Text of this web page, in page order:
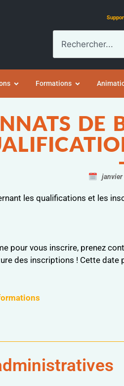
Formations
DE
janvier
les qualifications et les
pour vous inscrire, prenez
des inscriptions ! Cette date